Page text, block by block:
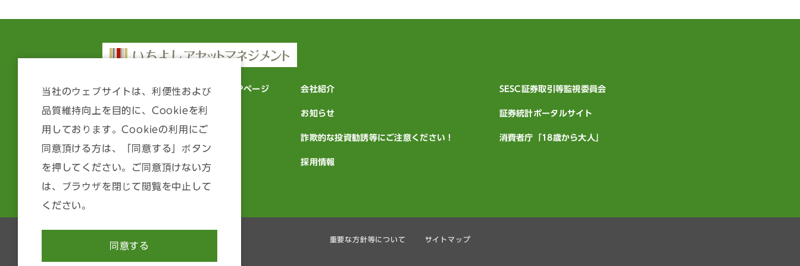
いちよしアセットマネジメント TOPページ
ファンド情報
投資顧問
運用方針等について
会社紹介
お知らせ
詐欺的な投資勧誘等にご注意ください！
採用情報
SESC証券取引等監視委員会
証券統計ポータルサイト
消費者庁「18歳から大人」
重要な方針等について サイトマップ
当社のウェブサイトは、利便性および
品質維持向上を目的に、Cookieを利
用しております。Cookieの利用にご
同意頂ける方は、「同意する」ボタン
を押してください。ご同意頂けない方
は、ブラウザを閉じて閲覧を中止して
ください。
同意する